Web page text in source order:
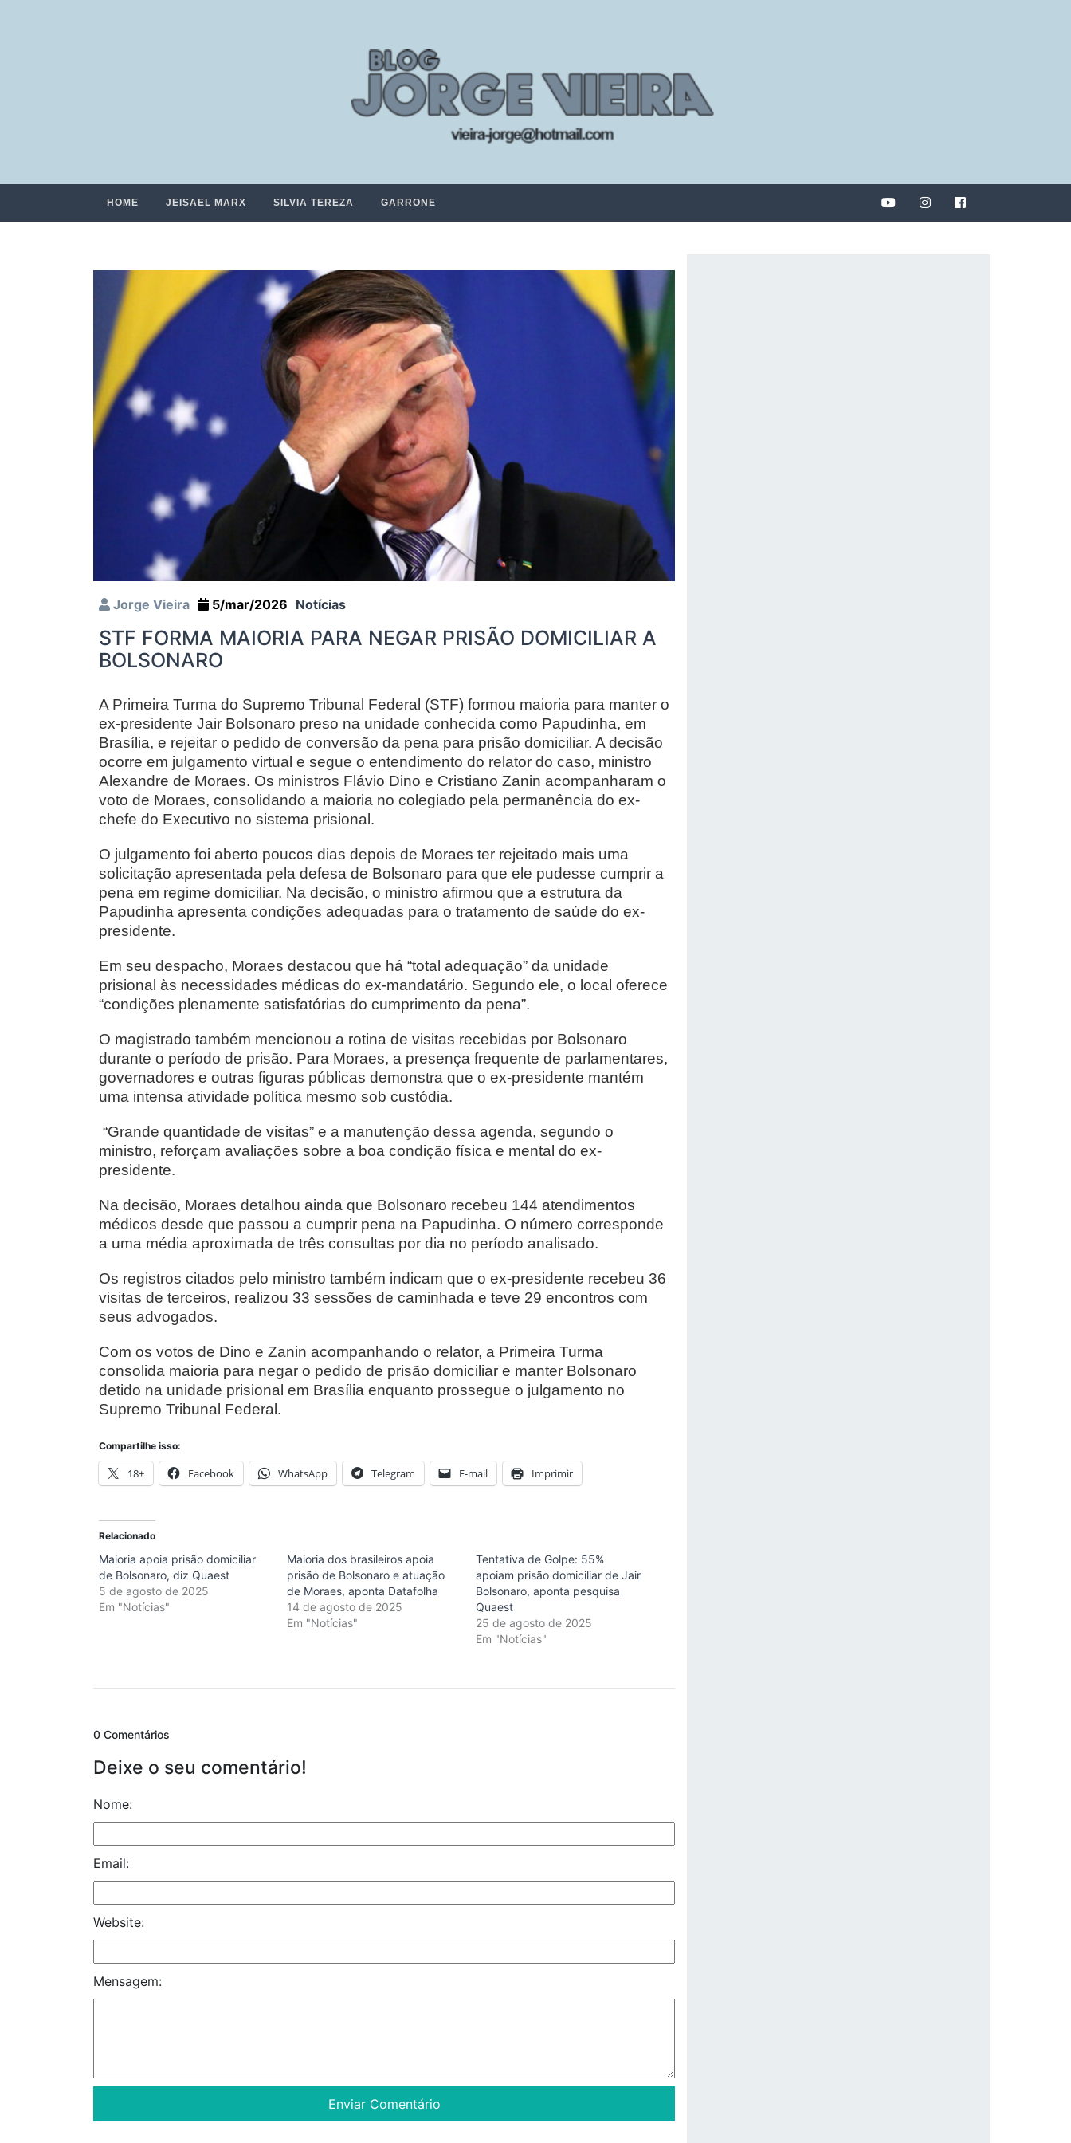
HOME JEISAEL MARX SILVIA TEREZA GARRONE
Jorge Vieira 5/mar/2026 Notícias
STF FORMA MAIORIA PARA NEGAR PRISÃO DOMICILIAR A
BOLSONARO
A Primeira Turma do Supremo Tribunal Federal (STF) formou maioria para manter o
ex-presidente Jair Bolsonaro preso na unidade conhecida como Papudinha, em
Brasília, e rejeitar o pedido de conversão da pena para prisão domiciliar. A decisão
ocorre em julgamento virtual e segue o entendimento do relator do caso, ministro
Alexandre de Moraes. Os ministros Flávio Dino e Cristiano Zanin acompanharam o
voto de Moraes, consolidando a maioria no colegiado pela permanência do ex-
chefe do Executivo no sistema prisional.
O julgamento foi aberto poucos dias depois de Moraes ter rejeitado mais uma
solicitação apresentada pela defesa de Bolsonaro para que ele pudesse cumprir a
pena em regime domiciliar. Na decisão, o ministro afirmou que a estrutura da
Papudinha apresenta condições adequadas para o tratamento de saúde do ex-
presidente.
Em seu despacho, Moraes destacou que há “total adequação” da unidade
prisional às necessidades médicas do ex-mandatário. Segundo ele, o local oferece
“condições plenamente satisfatórias do cumprimento da pena”.
O magistrado também mencionou a rotina de visitas recebidas por Bolsonaro
durante o período de prisão. Para Moraes, a presença frequente de parlamentares,
governadores e outras figuras públicas demonstra que o ex-presidente mantém
uma intensa atividade política mesmo sob custódia.
“Grande quantidade de visitas” e a manutenção dessa agenda, segundo o
ministro, reforçam avaliações sobre a boa condição física e mental do ex-
presidente.
Na decisão, Moraes detalhou ainda que Bolsonaro recebeu 144 atendimentos
médicos desde que passou a cumprir pena na Papudinha. O número corresponde
a uma média aproximada de três consultas por dia no período analisado.
Os registros citados pelo ministro também indicam que o ex-presidente recebeu 36
visitas de terceiros, realizou 33 sessões de caminhada e teve 29 encontros com
seus advogados.
Com os votos de Dino e Zanin acompanhando o relator, a Primeira Turma
consolida maioria para negar o pedido de prisão domiciliar e manter Bolsonaro
detido na unidade prisional em Brasília enquanto prossegue o julgamento no
Supremo Tribunal Federal.
Compartilhe isso:
18+ Facebook WhatsApp Telegram E-mail Imprimir
Relacionado
Maioria apoia prisão domiciliar
de Bolsonaro, diz Quaest
5 de agosto de 2025
Em "Notícias"
Maioria dos brasileiros apoia
prisão de Bolsonaro e atuação
de Moraes, aponta Datafolha
14 de agosto de 2025
Em "Notícias"
Tentativa de Golpe: 55%
apoiam prisão domiciliar de Jair
Bolsonaro, aponta pesquisa
Quaest
25 de agosto de 2025
Em "Notícias"
0 Comentários
Deixe o seu comentário!
Nome:
Email:
Website:
Mensagem: